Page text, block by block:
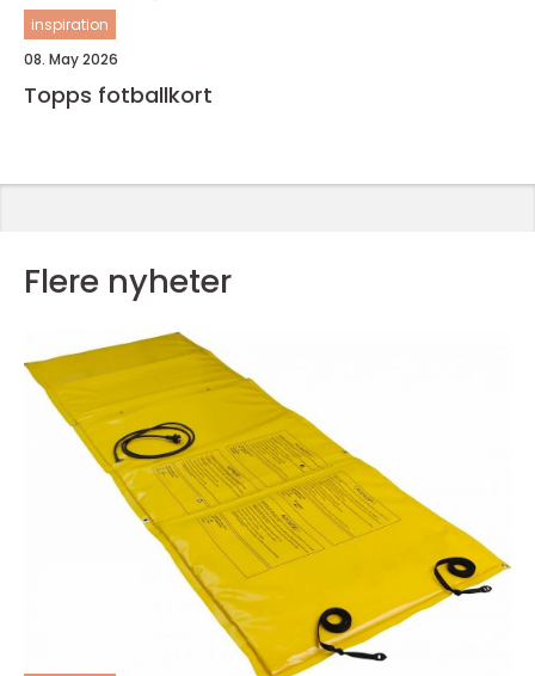
inspiration
08. May 2026
Topps fotballkort
Flere nyheter